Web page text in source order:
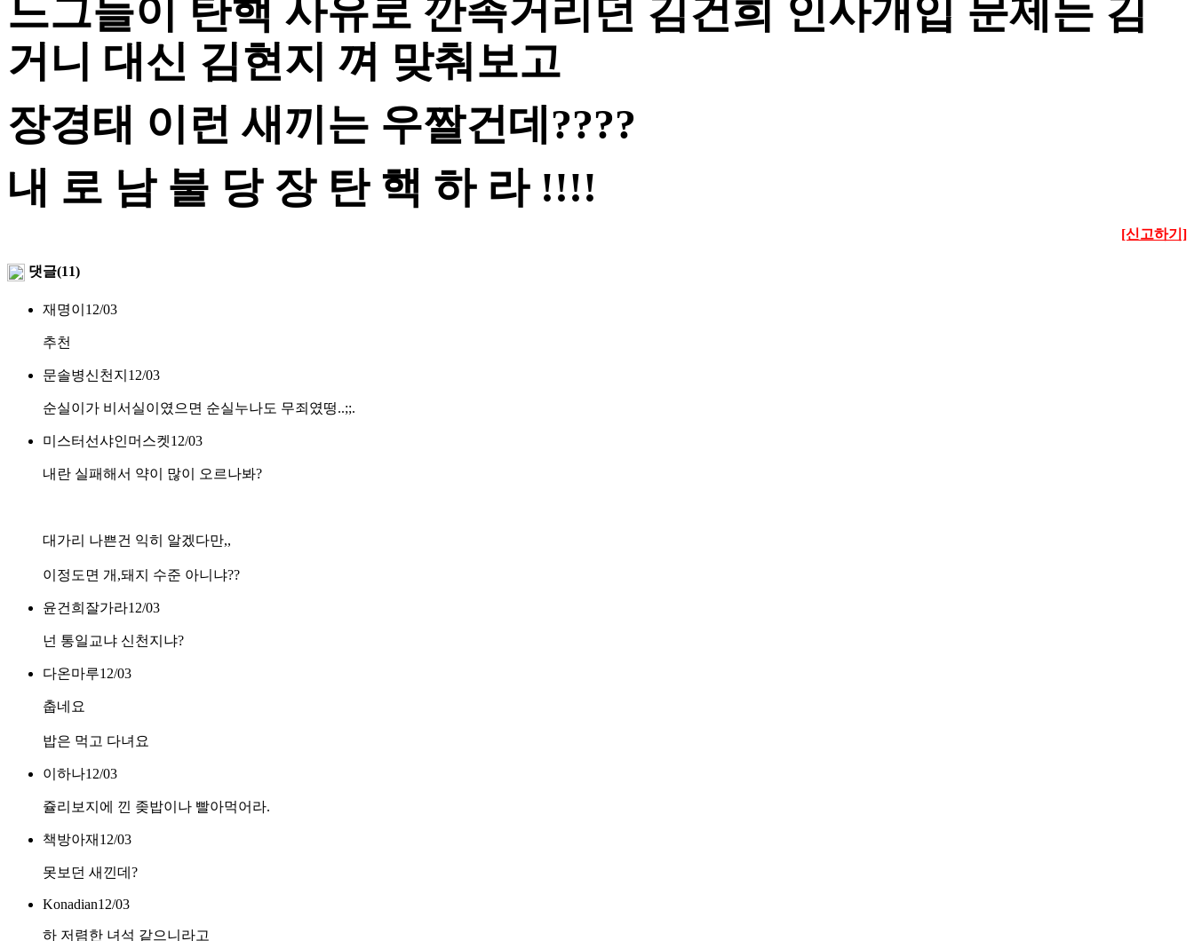
느그들이 탄핵 사유로 깐족거리던 김건희 인사개입 문제는 김
거니 대신 김현지 껴 맞춰보고
장경태 이런 새끼는 우짤건데????
내 로 남 불 당 장 탄 핵 하 라 !!!!
[신고하기]
댓글(11)
재명이 12/03
추천
문솔병신천지 12/03
순실이가 비서실이였으면 순실누나도 무죄였떵..;;.
미스터선샤인머스켓12/03
내란 실패해서 약이 많이 오르나봐?
대가리 나쁜건 익히 알겠다만,,
이정도면 개,돼지 수준 아니냐??
윤건희잘가라12/03
넌 통일교냐 신천지냐?
다온마루12/03
춥네요
밥은 먹고 다녀요
이하나12/03
쥴리보지에 낀 좆밥이나 빨아먹어라.
책방아재 12/03
못보던 새낀데?
Konadian12/03
하 저렴한 녀석 같으니라고